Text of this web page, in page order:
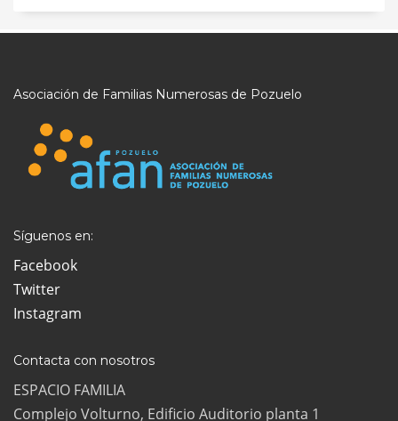
Asociación de Familias Numerosas de Pozuelo
Síguenos en:
Facebook
Twitter
Instagram
Contacta con nosotros
ESPACIO FAMILIA
Complejo Volturno, Edificio Auditorio planta 1